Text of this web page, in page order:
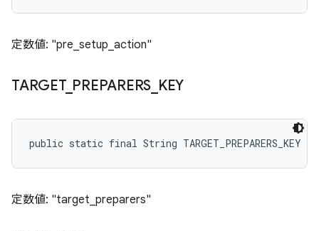
定数値: "pre_setup_action"
TARGET_ PREPARERS KEY
public static final String TARGET_PREPARERS_KEY
定数値: "target_preparers"